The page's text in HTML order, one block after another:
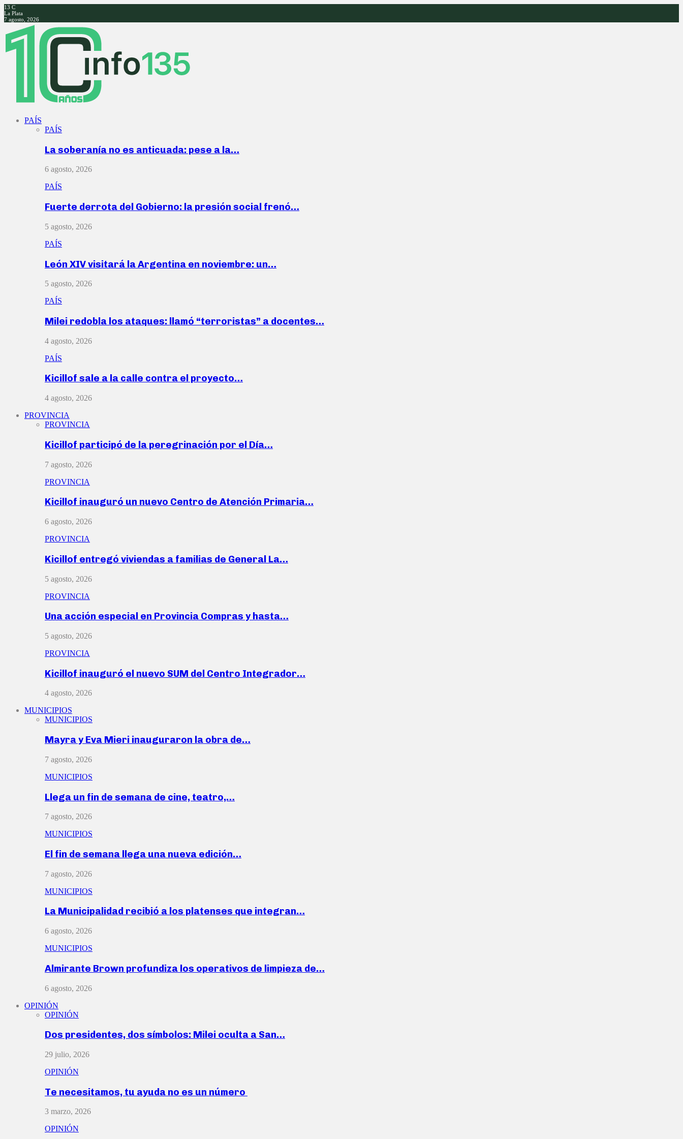
13 C
La Plata
7 agosto, 2026
Facebook
Twitter
Instagram
Youtube
PAÍS
PAÍS
La soberanía no es anticuada: pese a la…
6 agosto, 2026
PAÍS
Fuerte derrota del Gobierno: la presión social frenó…
5 agosto, 2026
PAÍS
León XIV visitará la Argentina en noviembre: un…
5 agosto, 2026
PAÍS
Milei redobla los ataques: llamó “terroristas” a docentes…
4 agosto, 2026
PAÍS
Kicillof sale a la calle contra el proyecto…
4 agosto, 2026
PROVINCIA
PROVINCIA
Kicillof participó de la peregrinación por el Día…
7 agosto, 2026
PROVINCIA
Kicillof inauguró un nuevo Centro de Atención Primaria…
6 agosto, 2026
PROVINCIA
Kicillof entregó viviendas a familias de General La…
5 agosto, 2026
PROVINCIA
Una acción especial en Provincia Compras y hasta…
5 agosto, 2026
PROVINCIA
Kicillof inauguró el nuevo SUM del Centro Integrador…
4 agosto, 2026
MUNICIPIOS
MUNICIPIOS
Mayra y Eva Mieri inauguraron la obra de…
7 agosto, 2026
MUNICIPIOS
Llega un fin de semana de cine, teatro,…
7 agosto, 2026
MUNICIPIOS
El fin de semana llega una nueva edición…
7 agosto, 2026
MUNICIPIOS
La Municipalidad recibió a los platenses que integran…
6 agosto, 2026
MUNICIPIOS
Almirante Brown profundiza los operativos de limpieza de…
6 agosto, 2026
OPINIÓN
OPINIÓN
Dos presidentes, dos símbolos: Milei oculta a San…
29 julio, 2026
OPINIÓN
Te necesitamos, tu ayuda no es un número
3 marzo, 2026
OPINIÓN